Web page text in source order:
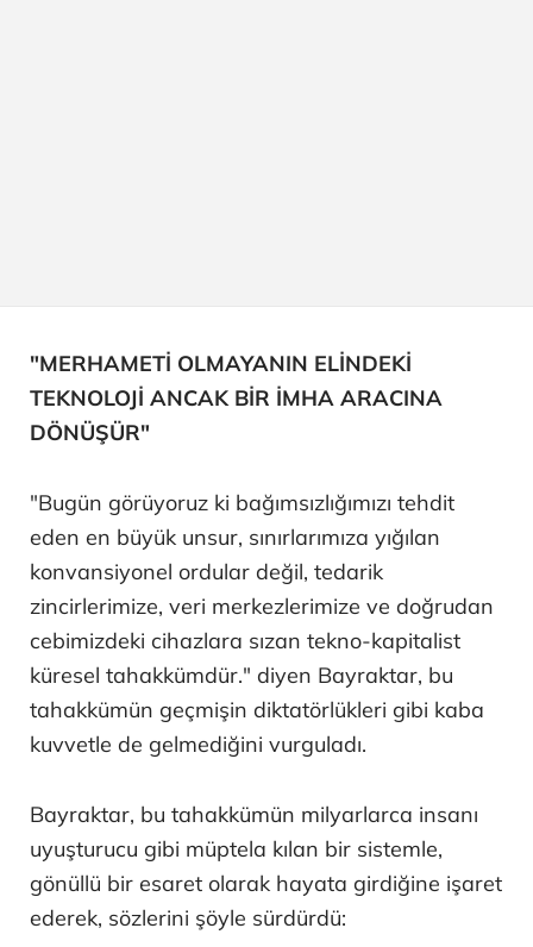
"MERHAMETİ OLMAYANIN ELİNDEKİ
TEKNOLOJİ ANCAK BİR İMHA ARACINA
DÖNÜŞÜR"
"Bugün görüyoruz ki bağımsızlığımızı tehdit
eden en büyük unsur, sınırlarımıza yığılan
konvansiyonel ordular değil, tedarik
zincirlerimize, veri merkezlerimize ve doğrudan
cebimizdeki cihazlara sızan tekno-kapitalist
küresel tahakkümdür." diyen Bayraktar, bu
tahakkümün geçmişin diktatörlükleri gibi kaba
kuvvetle de gelmediğini vurguladı.
Bayraktar, bu tahakkümün milyarlarca insanı
uyuşturucu gibi müptela kılan bir sistemle,
gönüllü bir esaret olarak hayata girdiğine işaret
ederek, sözlerini şöyle sürdürdü: